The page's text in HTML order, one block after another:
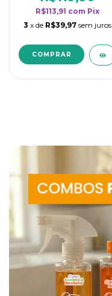
R$113,91 com Pix
3 x de R$39,97 sem juros